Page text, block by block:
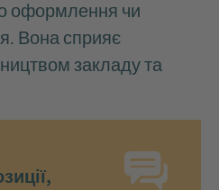
оформлення чи
Вона сприяє
закладу та